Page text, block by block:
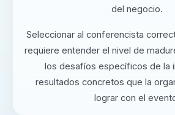
del negocio.
Seleccionar al conferencista
requiere entender el nivel de
los desafíos específicos de la
resultados concretos que la
lograr con el